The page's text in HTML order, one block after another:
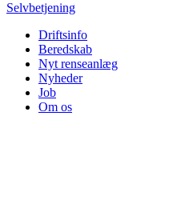
Selvbetjening
Driftsinfo
Beredskab
Nyt renseanlæg
Nyheder
Job
Om os